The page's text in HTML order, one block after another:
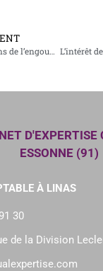
Les raisons de l’engouement pour l’investissement pierre-papier
D'EXPERTISE
ESSONNE (91)
À LINAS
30
de la Division